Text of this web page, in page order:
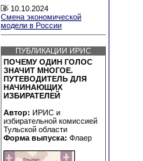
10.10.2024
Смена экономической
модели в России
ПУБЛИКАЦИИ ИРИС
ПОЧЕМУ ОДИН ГОЛОС
ЗНАЧИТ МНОГОЕ.
ПУТЕВОДИТЕЛЬ ДЛЯ
НАЧИНАЮЩИХ
ИЗБИРАТЕЛЕЙ
Автор: ИРИС и
избирательной комиссией
Тульской области
Форма выпуска: Флаер